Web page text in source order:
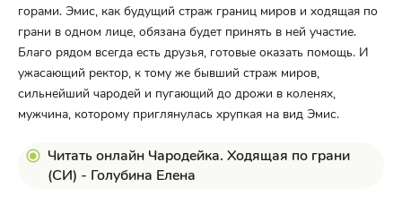
горами. Эмис, как будущий страж границ миров и ходящая по
грани в одном лице, обязана будет принять в ней участие.
Благо рядом всегда есть друзья, готовые оказать помощь. И
ужасающий ректор, к тому же бывший страж миров,
сильнейший чародей и пугающий до дрожи в коленях,
мужчина, которому приглянулась хрупкая на вид Эмис.
Читать онлайн Чародейка. Ходящая по грани
(СИ) - Голубина Елена